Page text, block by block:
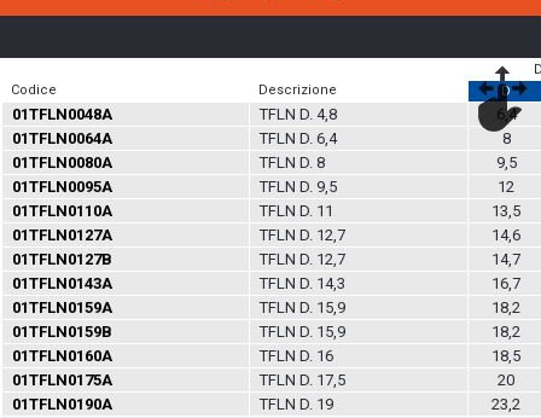
Codice
Descrizione D
01TFLN0048A TFLN D. 4,8
6,4
01TFLN0064A
TFLN D. 6,4
8
01TFLN0080A
TFLN D. 8
9,5
01TFLN0095A
TFLN D. 9,5
12
01TFLN0110A
TFLN D. 11
13,5
01TFLN0127A
TFLN D. 12,7
14,6
01TFLN0127B
TFLN D. 12,7
14,7
01TFLN0143A
TFLN D. 14,3
16,7
01TFLN0159A
TFLN D. 15,9
18,2
01TFLN0159B
TFLN D. 15,9
18,2
01TFLN0160A
TFLN D. 16
18,5
01TFLN0175A
TFLN D. 17,5
20
01TFLN0190A
TFLN D. 19
23,2